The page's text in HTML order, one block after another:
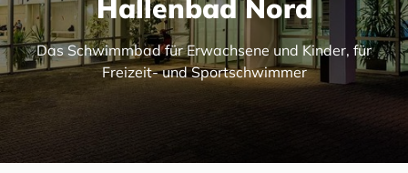
Hallenbad Nord
Das Schwimmbad für Erwachsene und Kinder, für
Freizeit- und Sportschwimmer